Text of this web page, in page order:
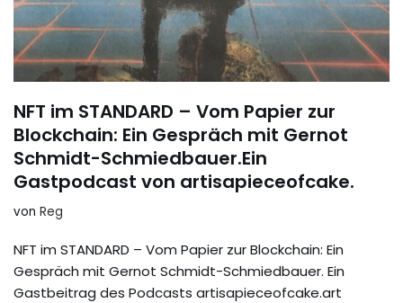
NFT im STANDARD – Vom Papier zur
Blockchain: Ein Gespräch mit Gernot
Schmidt-Schmiedbauer.Ein
Gastpodcast von artisapieceofcake.
von Reg
NFT im STANDARD – Vom Papier zur Blockchain: Ein
Gespräch mit Gernot Schmidt-Schmiedbauer. Ein
Gastbeitrag des Podcasts artisapieceofcake.art